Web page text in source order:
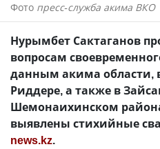
Фото пресс-служба акима ВКО
Нурымбет Сактаганов
вопросам
данным акима области,
Риддере, а также в
Шемонаихинском
выявлены стихийные
news.kz.